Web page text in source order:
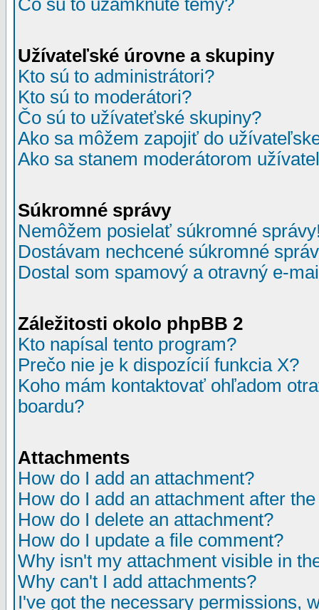
Čo sú to uzamknuté témy?
Užívateľské úrovne a skupiny
Kto sú to administrátori?
Kto sú to moderátori?
Čo sú to užívateťské skupiny?
Ako sa môžem zapojiť do
Ako sa stanem moderátorom
Súkromné správy
Nemôžem posielať súkromné
Dostávam nechcené súkromné
Dostal som spamový a otravný e-
Záležitosti okolo phpBB 2
Kto napísal tento program?
Prečo nie je k dispozícií funkcia X?
Koho mám kontaktovať ohľadom
boardu?
Attachments
How do I add an attachment?
How do I add an attachment after
How do I delete an attachment?
How do I update a file comment?
Why isn't my attachment visible in
Why can't I add attachments?
I've got the necessary permissions,